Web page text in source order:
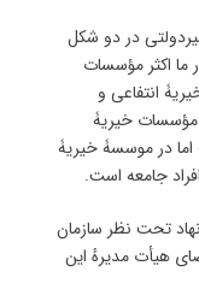
در دو شکل
ما اکثر مؤسسات
انتفاعی و
مؤسسات خیریۀ
در موسسۀ خیریۀ
جامعه است.
تحت نظر سازمان
هیأت مدیرهٔ این